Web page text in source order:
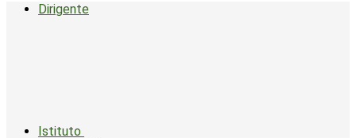
Dirigente
Istituto